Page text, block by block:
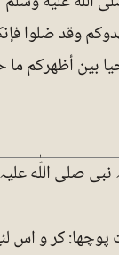
وقد ضلوا
بين أظهركم ما
صلی اللّٰه
کر و اس